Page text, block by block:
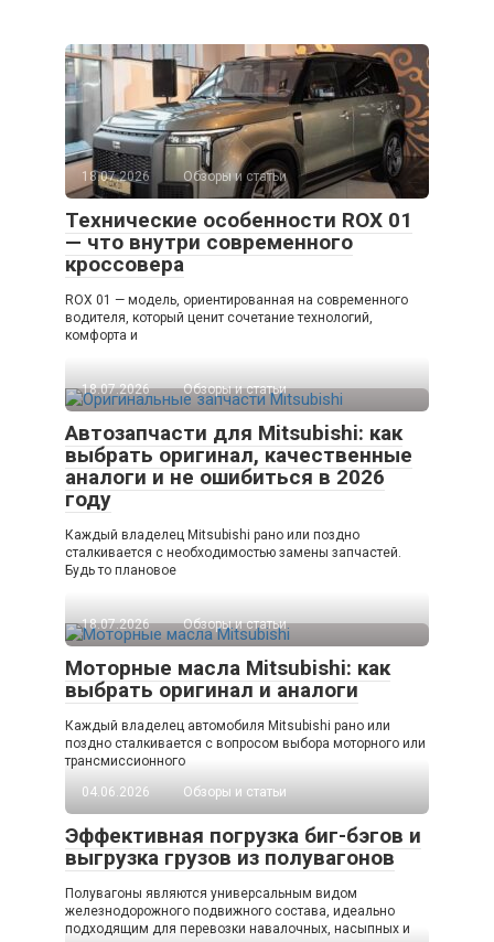
18.07.2026 Обзоры и статьи
Технические особенности ROX 01
— что внутри современного
кроссовера
ROX 01 — модель, ориентированная на современного
водителя, который ценит сочетание технологий,
комфорта и
18.07.2026 Обзоры и статьи
Автозапчасти для Mitsubishi: как
выбрать оригинал, качественные
аналоги и не ошибиться в 2026
году
Каждый владелец Mitsubishi рано или поздно
сталкивается с необходимостью замены запчастей.
Будь то плановое
18.07.2026 Обзоры и статьи
Моторные масла Mitsubishi: как
выбрать оригинал и аналоги
Каждый владелец автомобиля Mitsubishi рано или
поздно сталкивается с вопросом выбора моторного или
трансмиссионного
04.06.2026
Обзоры и статьи
Эффективная погрузка биг-бэгов и
выгрузка грузов из полувагонов
Полувагоны являются универсальным видом
железнодорожного подвижного состава, идеально
подходящим для перевозки навалочных, насыпных и